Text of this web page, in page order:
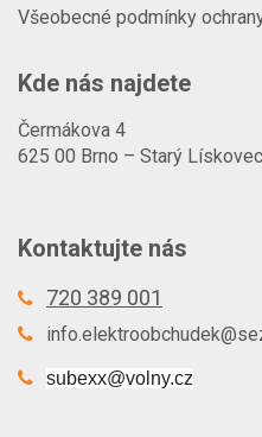
Všeobecné podmínky
Kde nás najdete
Čermákova 4
625 00 Brno – Starý Lískovec
Kontaktujte nás
720 389 001
subexx@volny.cz